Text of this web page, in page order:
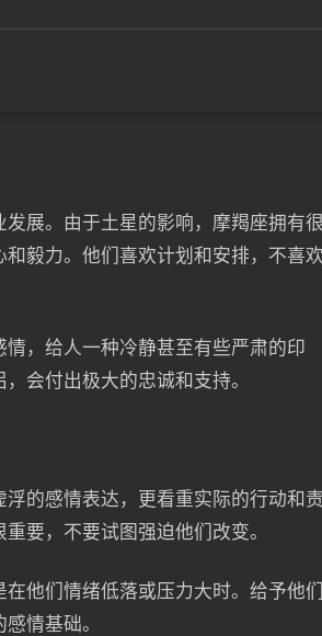
展。由于土星的影响，摩羯座拥有很
毅力。他们喜欢计划和安排，不喜欢
，给人一种冷静甚至有些严肃的印
会付出极大的忠诚和支持。
的感情表达，更看重实际的行动和责
要，不要试图强迫他们改变。
他们情绪低落或压力大时。给予他们
情基础。